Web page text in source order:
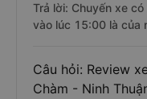
Trả lời: Chuyến xe
vào lúc 15:00 là của
Câu hỏi: Review
Chàm - Ninh